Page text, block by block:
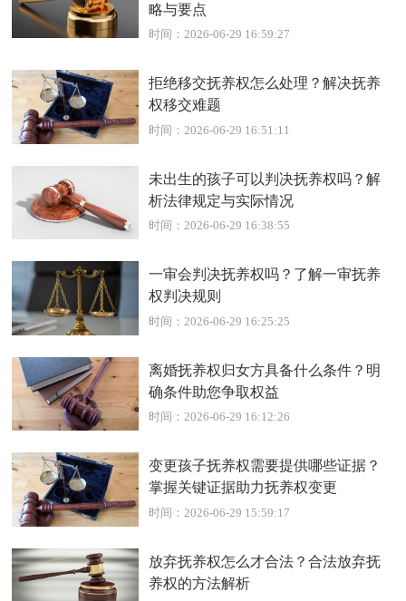
略与要点
时间：2026-06-29 16:59:27
拒绝移交抚养权怎么处理？解决抚养
权移交难题
时间：2026-06-29 16:51:11
未出生的孩子可以判决抚养权吗？解
析法律规定与实际情况
时间：2026-06-29 16:38:55
一审会判决抚养权吗？了解一审抚养
权判决规则
时间：2026-06-29 16:25:25
离婚抚养权归女方具备什么条件？明
确条件助您争取权益
时间：2026-06-29 16:12:26
变更孩子抚养权需要提供哪些证据？
掌握关键证据助力抚养权变更
时间：2026-06-29 15:59:17
放弃抚养权怎么才合法？合法放弃抚
养权的方法解析